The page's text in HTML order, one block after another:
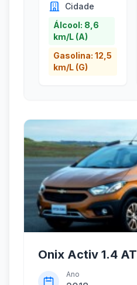
Cidade
Álcool: 8,6
km/L (A)
Gasolina: 12,5
km/L (G)
Onix Activ 1.4 AT
Ano